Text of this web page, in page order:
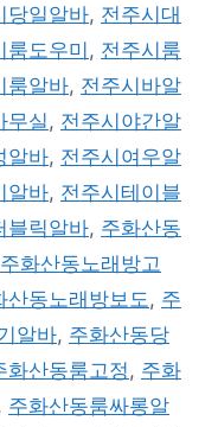
당일알바, 전주시대
룸도우미 , 전주시룸
룸알바, 전주시바알
무실 , 전주시야간알
알바, 전주시여우알
알바, 전주시테이블
블릭알바, 주화산동
주화산동노래방고
산동노래방보도 , 주
알바, 주화산동당
화산동룸고정 , 주화
, 주화산동룸싸롱알